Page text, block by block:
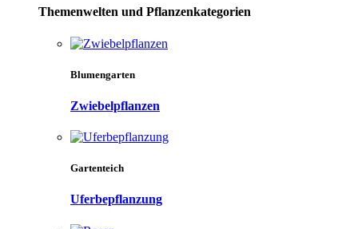
Themenwelten und Pflanzenkategorien
Blumengarten
Zwiebelpflanzen
Gartenteich
Uferbepflanzung